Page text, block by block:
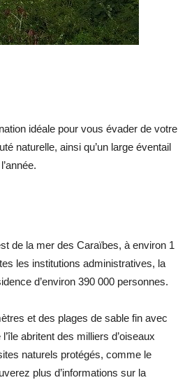
idéale pour vous évader de votre
naturelle, ainsi qu’un large éventail
de la mer des Caraïbes, à environ 1
les institutions administratives, la
d’environ 390 000 personnes.
et des plages de sable fin avec
abritent des milliers d’oiseaux
naturels protégés, comme le
plus d’informations sur la